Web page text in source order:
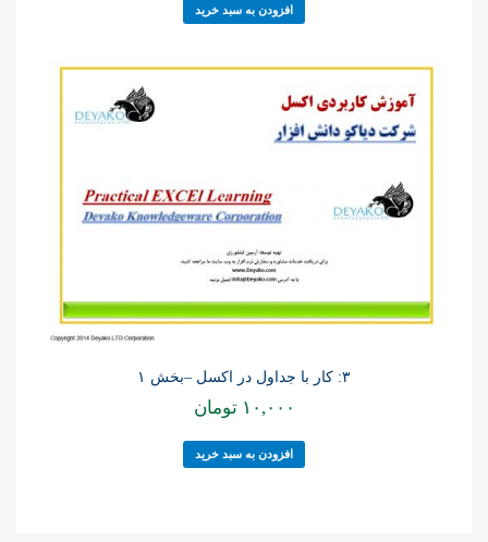
افزودن به سبد خرید
۳: کار با جداول در اکسل –بخش ۱
۱۰,۰۰۰ تومان
افزودن به سبد خرید